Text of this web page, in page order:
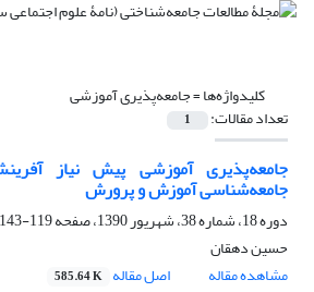
کلیدواژه‌ها =جامعه‌پذیری آموزشی
تعداد مقالات: 1
جامعه‌پذیری آموزشی پیش نیاز
جامعه‌شناسی آموزش و پرورش
دوره 18، شماره 38، شهریور 1390، صفحه
119-143
حسین دهقان
مشاهده مقاله
اصل مقاله 585.64 K